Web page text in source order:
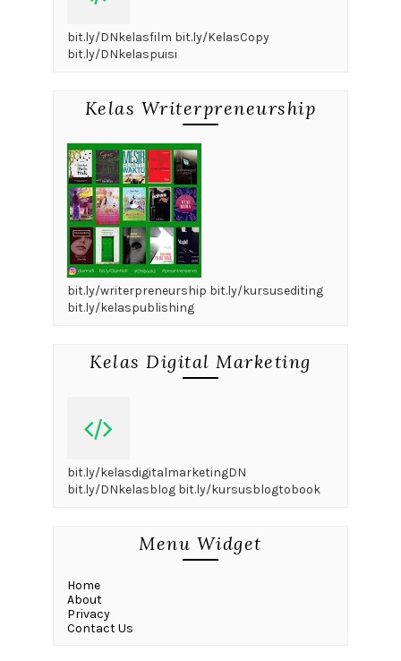
bit.ly/DNkelasfilm bit.ly/KelasCopy
bit.ly/DNkelaspuisi
Kelas Writerpreneurship
bit.ly/writerpreneurship bit.ly/kursusediting
bit.ly/kelaspublishing
Kelas Digital Marketing
bit.ly/kelasdigitalmarketingDN
bit.ly/DNkelasblog bit.ly/kursusblogtobook
Menu Widget
Home
About
Privacy
Contact Us